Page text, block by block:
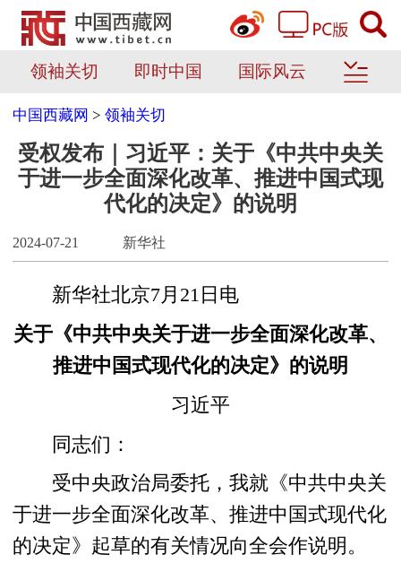
领袖关切 即时中国 国际风云
中国西藏网 >领袖关切
受权发布｜习近平：关于《中共中央关
于进一步全面深化改革、推进中国式现
代化的决定》的说明
2024-07-21 新华社
新华社北京7月21日电
关于《中共中央关于进一步全面深化改革、
推进中国式现代化的决定》的说明
习近平
同志们：
受中央政治局委托，我就《中共中央关
于进一步全面深化改革、推进中国式现代化
的决定》起草的有关情况向全会作说明。